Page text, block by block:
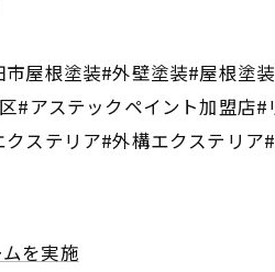
屋根塗装#外壁塗装#屋根塗
#アステックペイント加盟店
ステリア#外構エクステリ
を実施